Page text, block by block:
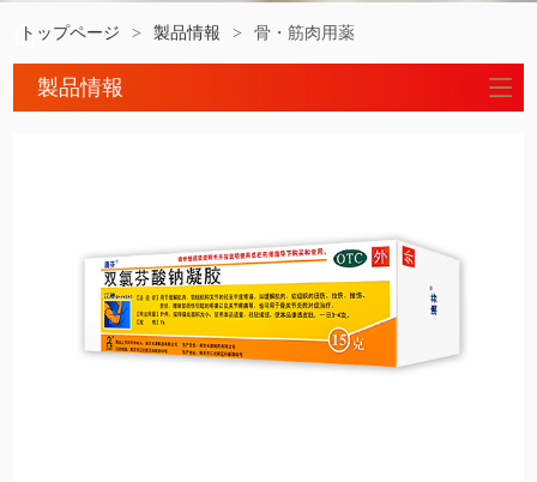
トップページ > 製品情報 > 骨・筋肉用薬
製品情報